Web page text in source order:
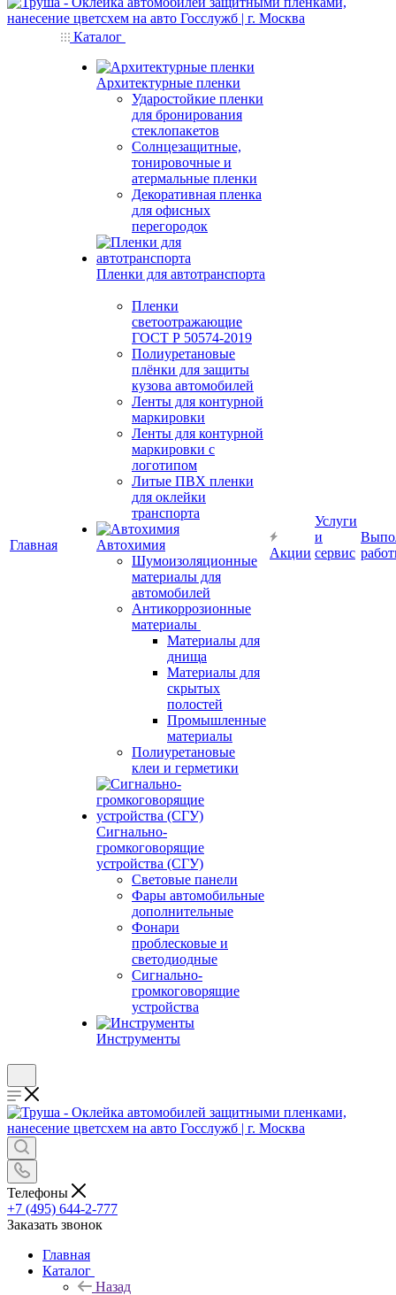
Главная
Каталог
Архитектурные пленки
Ударостойкие пленки
для бронирования
стеклопакетов
Солнцезащитные,
тонировочные и
атермальные пленки
Декоративная пленка
для офисных
перегородок
Пленки для автотранспорта
Пленки
светоотражающие
ГОСТ Р 50574-2019
Полиуретановые
плёнки для защиты
кузова автомобилей
Ленты для контурной
маркировки
Ленты для контурной
маркировки с
логотипом
Литые ПВХ пленки
для оклейки
транспорта
Автохимия
Шумоизоляционные
материалы для
автомобилей
Антикоррозионные
материалы
Материалы для
днища
Материалы для
скрытых
полостей
Промышленные
материалы
Полиуретановые
клеи и герметики
Сигнально-
громкоговорящие
устройства (СГУ)
Световые панели
Фары автомобильные
дополнительные
Фонари
проблесковые и
светодиодные
Сигнально-
громкоговорящие
устройства
Инструменты
Акции
Услуги
и
сервис
Телефоны
+7 (495) 644-2-777
Заказать звонок
Главная
Каталог
Назад